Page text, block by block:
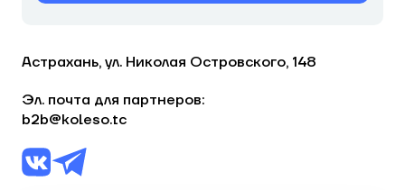
Астрахань, ул. Николая Островского, 148
Эл. почта для партнеров:
b2b@koleso.tc